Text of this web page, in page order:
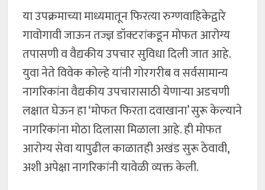
या उपक्रमाच्या माध्यमातून फिरत्या रुग्णवाहिकेद्वारे
गावोगावी जाऊन तज्ज्ञ डॉक्टरांकडून मोफत आरोग्य
तपासणी व वैद्यकीय उपचार सुविधा दिली जात आहे.
युवा नेते विवेक कोल्हे यांनी गोरगरीब व सर्वसामान्य
नागरिकांना वैद्यकीय उपचारासाठी येणाऱ्या अडचणी
लक्षात घेऊन हा ‘मोफत फिरता दवाखाना’ सुरू केल्याने
नागरिकांना मोठा दिलासा मिळाला आहे. ही मोफत
आरोग्य सेवा यापुढील काळातही अखंड सुरू ठेवावी,
अशी अपेक्षा नागरिकांनी यावेळी व्यक्त केली.